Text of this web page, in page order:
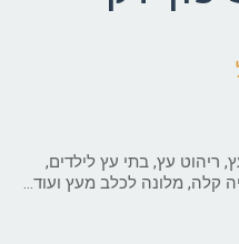
ריהוט עץ, בתי עץ לילדים,
קלה, מלונה לכלב מעץ ועוד…